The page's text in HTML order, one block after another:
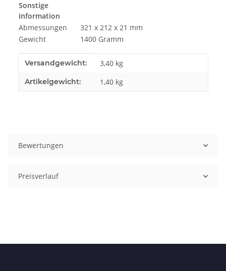
Sonstige
Information
Abmessungen
321 x 212 x 21 mm
Gewicht
1400 Gramm
Produkteigenschaft
Wert
Versandgewicht: 3,40 kg
Artikelgewicht: 1,40 kg
Bewertungen
Preisverlauf